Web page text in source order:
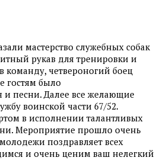
мастерство служебных собак
рукав для тренировки и
команду, четвероногий боец
гостям было
и песни. Далее все желающие
воинской части 67/52.
в исполнении талантливых
Мероприятие прошло очень
поздравляет всех
и очень ценим ваш нелегкий